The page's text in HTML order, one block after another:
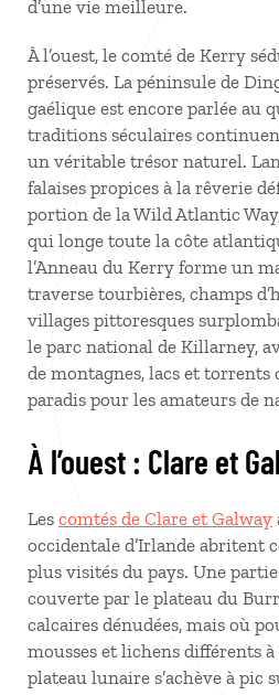
d’une vie meilleure.
À l’ouest, le comté de Kerry
préservés. La péninsule de
gaélique est encore parlée au
traditions séculaires
un véritable trésor naturel.
falaises propices à la rêverie
portion de la Wild Atlantic
qui longe toute la côte
l’Anneau du Kerry forme un
traverse tourbières, champs
villages pittoresques
le parc national de Killarney,
de montagnes, lacs et
paradis pour les amateurs de
À l’ouest: Clare et
Les comtés de Clare et Galway
occidentale d’Irlande abritent
plus visités du pays. Une
couverte par le plateau du
calcaires dénudées, mais où
mousses et lichens différents
plateau lunaire s’achève à pic